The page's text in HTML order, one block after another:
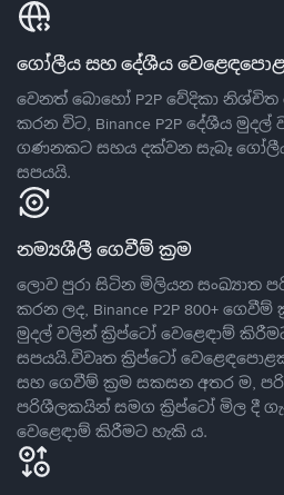
ගෝලීය සහ දේශීය වෙළෙඳපොළ
වෙනත් බොහෝ P2P වේදිකා
කරන විට, Binance P2P දේශීය මුදල්
ගණනකට සහය දක්වන සැබෑ
සපයයි.
නම්‍යශීලී ගෙවීම් ක්‍රම
ලොව පුරා සිටින මිලියන සංඛ්‍යාත
කරන ලද, Binance P2P 800+ ගෙවීම්
මුදල් වලින් ක්‍රිප්ටෝ වෙළෙඳාම්
සපයයි.විවෘත ක්‍රිප්ටෝ
සහ ගෙවීම් ක්‍රම සකසන අතර ම,
පරිශීලකයින් සමග ක්‍රිප්ටෝ මිල දී
වෙළෙඳාම් කිරීමට හැකි ය.